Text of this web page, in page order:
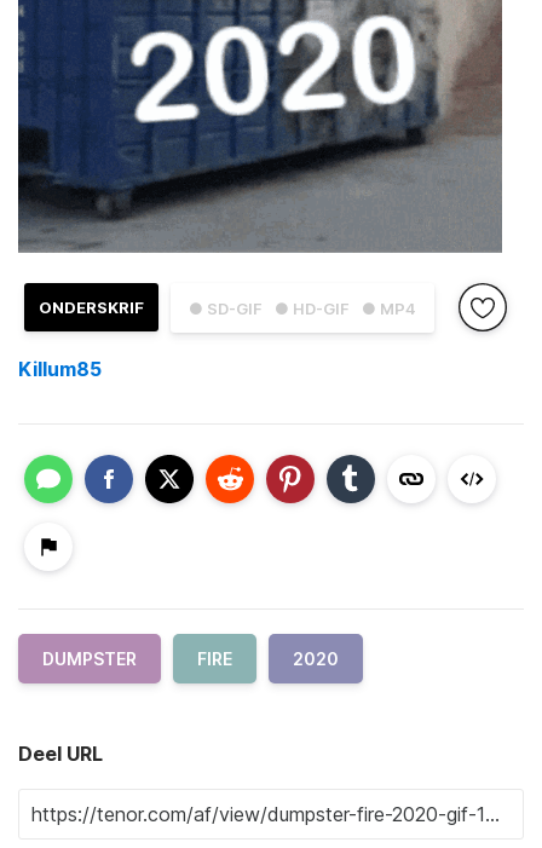
● SD-GIF ● HD-GIF ● MP4
ONDERSKRIF
Killum85
DUMPSTER FIRE 2020
Deel URL